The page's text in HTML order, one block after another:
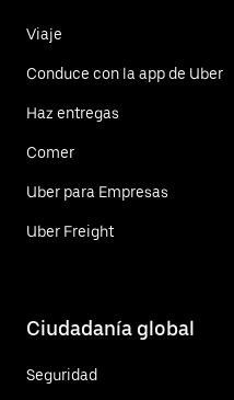
Viaje
Conduce con la app de Uber
Haz entregas
Comer
Uber para Empresas
Uber Freight
Ciudadanía global
Seguridad